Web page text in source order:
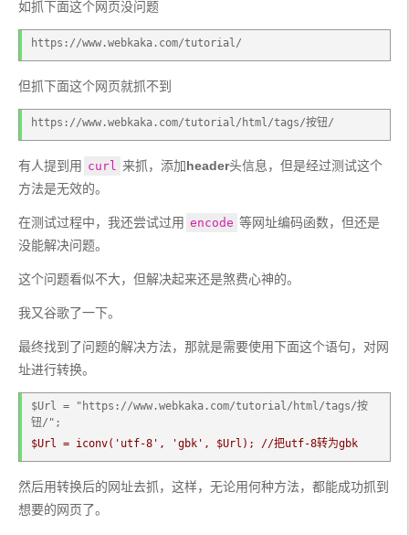
如抓下面这个网页没问题
https://www.webkaka.com/tutorial/
但抓下面这个网页就抓不到
https://www.webkaka.com/tutorial/html/tags/按钮/
有人提到用 curl 来抓，添加header头信息，但是经过测试这个
方法是无效的。
在测试过程中，我还尝试过用 encode 等网址编码函数，但还是
没能解决问题。
这个问题看似不大，但解决起来还是煞费心神的。
我又谷歌了一下。
最终找到了问题的解决方法，那就是需要使用下面这个语句，对网
址进行转换。
$Url = "https://www.webkaka.com/tutorial/html/tags/按
钮/";
$Url = iconv('utf-8', 'gbk', $Url); //把utf-8转为gbk
然后用转换后的网址去抓，这样，无论用何种方法，都能成功抓到
想要的网页了。